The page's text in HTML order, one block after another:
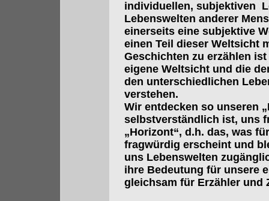
individuellen, subjektiven
Lebenswelten anderer
einerseits eine subjektive
einen Teil dieser Weltsicht
Geschichten zu erzählen
eigene Weltsicht und die
den unterschiedlichen
verstehen.
Wir entdecken so unseren
selbstverständlich ist, uns
„Horizont“, d.h. das, was
fragwürdig erscheint und
uns Lebenswelten
ihre Bedeutung für unsere
gleichsam für Erzähler und